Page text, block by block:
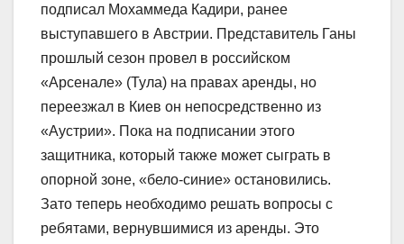
подписал Мохаммеда Кадири, ранее
выступавшего в Австрии. Представитель Ганы
прошлый сезон провел в российском
«Арсенале» (Тула) на правах аренды, но
переезжал в Киев он непосредственно из
«Аустрии». Пока на подписании этого
защитника, который также может сыграть в
опорной зоне, «бело-синие» остановились.
Зато теперь необходимо решать вопросы с
ребятами, вернувшимися из аренды. Это